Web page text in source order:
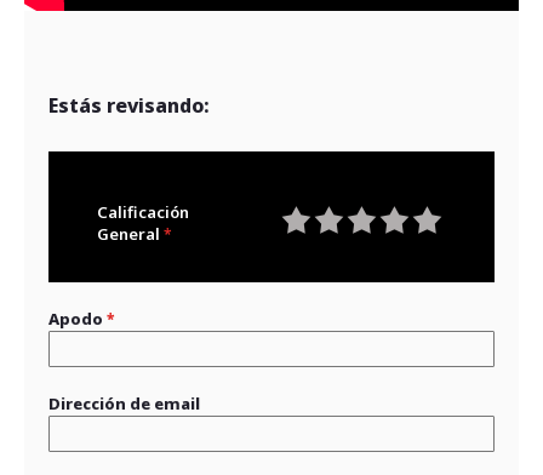
Estás revisando:
Calificación
General
Apodo
Dirección de email